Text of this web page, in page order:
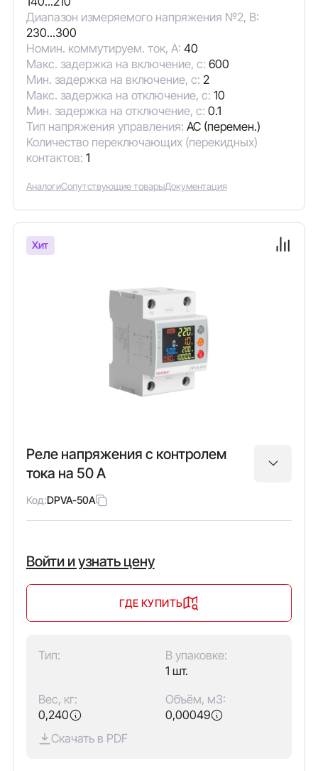
Диапазон измеряемого напряжения №2, В:
230...300
Номин. коммутируем. ток, А: 40
Макс. задержка на включение, с: 600
Мин. задержка на включение, с: 2
Макс. задержка на отключение, с: 10
Мин. задержка на отключение, с: 0.1
Тип напряжения управления: AC (перемен.)
Количество переключающих (перекидных)
контактов: 1
АналогиСопутствующие товарыДокументация
Хит
Реле напряжения с контролем
тока на 50 А
Код:DPVA-50A
Войти и узнать цену
ГДЕ КУПИТЬ
Тип:
В упаковке:
1 шт.
Вес, кг:
0,240
Объём, м3:
0,00049
Скачать в PDF